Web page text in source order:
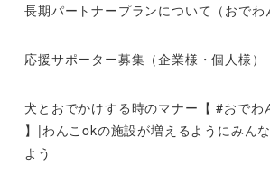
長期パートナープランについて（おでわ
応援サポーター募集（企業様・個人様）
犬とおでかけする時のマナー【 #おでわ
】|わんこokの施設が増えるようにみん
よう